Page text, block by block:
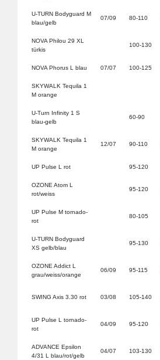
U-TURN Bodyguard M
blau/gelb
07/09 80-110
NOVA Philou 29 XL
türkis
100-130
NOVA Phorus L blau 07/07 100-125
SKYWALK Tequila 1
M orange
U-Turn Infinity 1 S
blau-gelb
60-90
SKYWALK Tequila 1
M orange
12/07 90-110
UP Pulse L rot 95-120
OZONE Atom L
rot/weiss
95-120
UP Pulse M tornado-
rot
80-105
U-TURN Bodyguard
XS gelb/blau
95-130
OZONE Addict L
grau/weiss/orange
06/09 95-115
SWING Axis 3.30 rot 03/08 105-140
UP Pulse L tornado-
rot
04/09 95-120
ADVANCE Epsilon
4/31 L blau/rot/gelb
04/07 103-130